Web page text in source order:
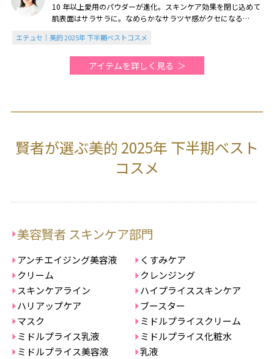
10 年以上愛用のパウダーが進化。スキンケア効果を閉じ込めて
肌表面はサラサラに。なめらかなサラツヤ感がクセになる
エテュセ｜美的 2025年 下半期ベストコスメ
アイテムを詳しく見る
賢者が選ぶ美的 2025年 下半期ベスト
コスメ
美容賢者 スキンケア部門
アンチエイジング美容液
くすみケア
クリーム
クレンジング
スキンケアライン
ハイプライススキンケア
ハリアップケア
ブースター
マスク
ミドルプライスクリーム
ミドルプライス乳液
ミドルプライス化粧水
ミドルプライス美容液
乳液